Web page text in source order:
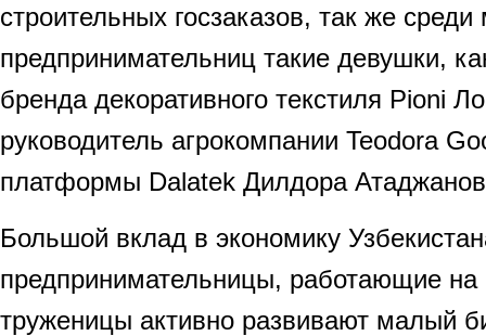
строительных госзаказов, так же
предпринимательниц такие девушки,
бренда декоративного текстиля Pioni
руководитель агрокомпании Teodora
платформы Dalatek Дилдора
Большой вклад в экономику
предпринимательницы, работающие на
труженицы активно развивают малый